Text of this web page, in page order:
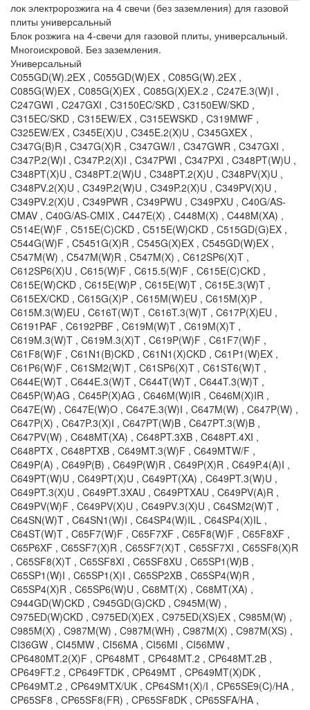
лок электророзжига на 4 свечи (без заземления) для газовой
плиты универсальный
Блок розжига на 4-свечи для газовой плиты, универсальный.
Многоискровой. Без заземления.
Универсальный
C055GD(W).2EX , C055GD(W)EX , C085G(W).2EX ,
C085G(W)EX , C085G(X)EX , C085G(X)EX.2 , C247E.3(W)I ,
C247GWI , C247GXI , C3150EC/SKD , C3150EW/SKD ,
C315EC/SKD , C315EW/EX , C315EWSKD , C319MWF ,
C325EW/EX , C345E(X)U , C345E.2(X)U , C345GXEX ,
C347G(B)R , C347G(X)R , C347GW/I , C347GWR , C347GXI ,
C347P.2(W)I , C347P.2(X)I , C347PWI , C347PXI , C348PT(W)U ,
C348PT(X)U , C348PT.2(W)U , C348PT.2(X)U , C348PV(X)U ,
C348PV.2(X)U , C349P.2(W)U , C349P.2(X)U , C349PV(X)U ,
C349PV.2(X)U , C349PWR , C349PWU , C349PXU , C40G/AS-
CMAV , C40G/AS-CMIX , C447E(X) , C448M(X) , C448M(XA) ,
C514E(W)F , C515E(C)CKD , C515E(W)CKD , C515GD(G)EX ,
C544G(W)F , C5451G(X)R , C545G(X)EX , C545GD(W)EX ,
C547M(W) , C547M(W)R , C547M(X) , C612SP6(X)T ,
C612SP6(X)U , C615(W)F , C615.5(W)F , C615E(C)CKD ,
C615E(W)CKD , C615E(W)P , C615E(W)T , C615E.3(W)T ,
C615EX/CKD , C615G(X)P , C615M(W)EU , C615M(X)P ,
C615M.3(W)EU , C616T(W)T , C616T.3(W)T , C617P(X)EU ,
C6191PAF , C6192PBF , C619M(W)T , C619M(X)T ,
C619M.3(W)T , C619M.3(X)T , C619P(W)F , C61F7(W)F ,
C61F8(W)F , C61N1(B)CKD , C61N1(X)CKD , C61P1(W)EX ,
C61P6(W)F , C61SM2(W)T , C61SP6(X)T , C61ST6(W)T ,
C644E(W)T , C644E.3(W)T , C644T(W)T , C644T.3(W)T ,
C645P(W)AG , C645P(X)AG , C646M(W)IR , C646M(X)IR ,
C647E(W) , C647E(W)O , C647E.3(W)I , C647M(W) , C647P(W) ,
C647P(X) , C647P.3(X)I , C647PT(W)B , C647PT.3(W)B ,
C647PV(W) , C648MT(XA) , C648PT.3XB , C648PT.4XI ,
C648PTX , C648PTXB , C649MT.3(W)F , C649MTW/F ,
C649P(A) , C649P(B) , C649P(W)R , C649P(X)R , C649P.4(A)I ,
C649PT(W)U , C649PT(X)U , C649PT(XA) , C649PT.3(W)U ,
C649PT.3(X)U , C649PT.3XAU , C649PTXAU , C649PV(A)R ,
C649PV(W)F , C649PV(X)U , C649PV.3(X)U , C64SM2(W)T ,
C64SN(W)T , C64SN1(W)I , C64SP4(W)IL , C64SP4(X)IL ,
C64ST(W)T , C65F7(W)F , C65F7XF , C65F8(W)F , C65F8XF ,
C65P6XF , C65SF7(X)R , C65SF7(X)T , C65SF7XI , C65SF8(X)R
, C65SF8(X)T , C65SF8XI , C65SF8XU , C65SP1(W)B ,
C65SP1(W)I , C65SP1(X)I , C65SP2XB , C65SP4(W)R ,
C65SP4(X)R , C65SP6(W)U , C68MT(X) , C68MT(XA) ,
C944GD(W)CKD , C945GD(G)CKD , C945M(W) ,
C975ED(W)CKD , C975ED(X)EX , C975ED(XS)EX , C985M(W) ,
C985M(X) , C987M(W) , C987M(WH) , C987M(X) , C987M(XS) ,
CI36GW , CI45MW , CI56MA , CI56MI , CI56MW ,
CP6480MT.2(X)F , CP648MT , CP648MT.2 , CP648MT.2B ,
CP649FT.2 , CP649FTDK , CP649MT , CP649MT(X)DK ,
CP649MT.2 , CP649MTX/UK , CP64SM1(X)/I , CP65SE9(C)/HA ,
CP65SF8 , CP65SF8(FR) , CP65SF8DK , CP65SFA/HA ,